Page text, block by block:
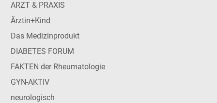
ARZT & PRAXIS
Ärztin+Kind
Das Medizinprodukt
DIABETES FORUM
FAKTEN der Rheumatologie
GYN-AKTIV
neurologisch